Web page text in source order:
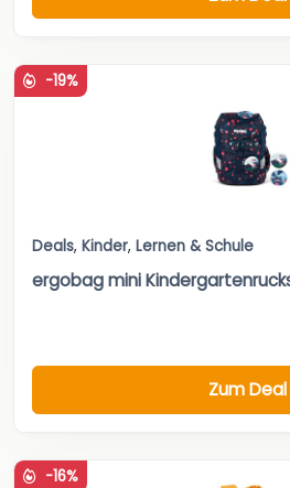
-19%
Deals, Kinder, Lernen & Schule
ergobag mini
Zum Deal
-16%